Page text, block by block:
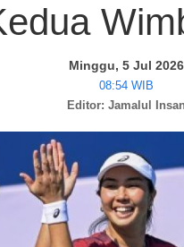
Minggu, 5 Jul 2026
08:54 WIB
Editor: Jamalul Insan